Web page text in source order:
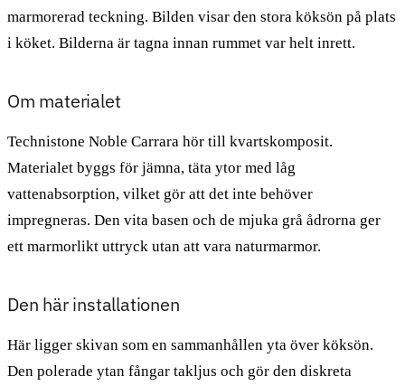
marmorerad teckning. Bilden visar den stora köksön på plats
i köket. Bilderna är tagna innan rummet var helt inrett.
Om materialet
Technistone Noble Carrara hör till kvartskomposit.
Materialet byggs för jämna, täta ytor med låg
vattenabsorption, vilket gör att det inte behöver
impregneras. Den vita basen och de mjuka grå ådrorna ger
ett marmorlikt uttryck utan att vara naturmarmor.
Den här installationen
Här ligger skivan som en sammanhållen yta över köksön.
Den polerade ytan fångar takljus och gör den diskreta